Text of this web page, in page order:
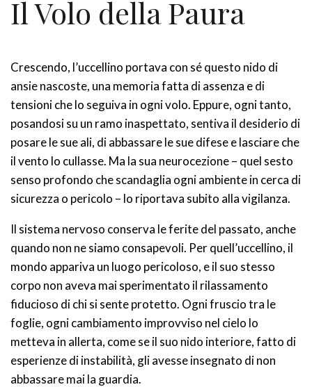
Il Volo della Paura
Crescendo, l’uccellino portava con sé questo nido di
ansie nascoste, una memoria fatta di assenza e di
tensioni che lo seguiva in ogni volo. Eppure, ogni tanto,
posandosi su un ramo inaspettato, sentiva il desiderio di
posare le sue ali, di abbassare le sue difese e lasciare che
il vento lo cullasse. Ma la sua neurocezione – quel sesto
senso profondo che scandaglia ogni ambiente in cerca di
sicurezza o pericolo – lo riportava subito alla vigilanza.
Il sistema nervoso conserva le ferite del passato, anche
quando non ne siamo consapevoli. Per quell’uccellino, il
mondo appariva un luogo pericoloso, e il suo stesso
corpo non aveva mai sperimentato il rilassamento
fiducioso di chi si sente protetto. Ogni fruscio tra le
foglie, ogni cambiamento improvviso nel cielo lo
metteva in allerta, come se il suo nido interiore, fatto di
esperienze di instabilità, gli avesse insegnato di non
abbassare mai la guardia.